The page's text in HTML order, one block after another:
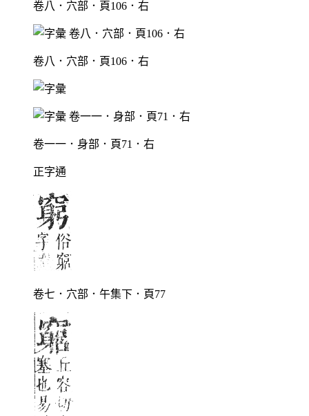
卷八．穴部．頁106．右
卷八．穴部．頁106．右
卷一一．身部．頁71．右
正字通
卷七．穴部．午集下．頁77